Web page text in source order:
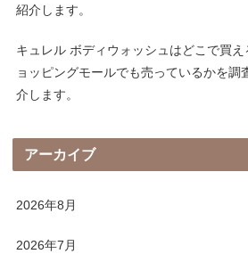
紹介します。
キュレル ボディウォッシュはどこで買
ョッピングモールでも売っているかを調
介します。
アーカイブ
2026年8月
2026年7月